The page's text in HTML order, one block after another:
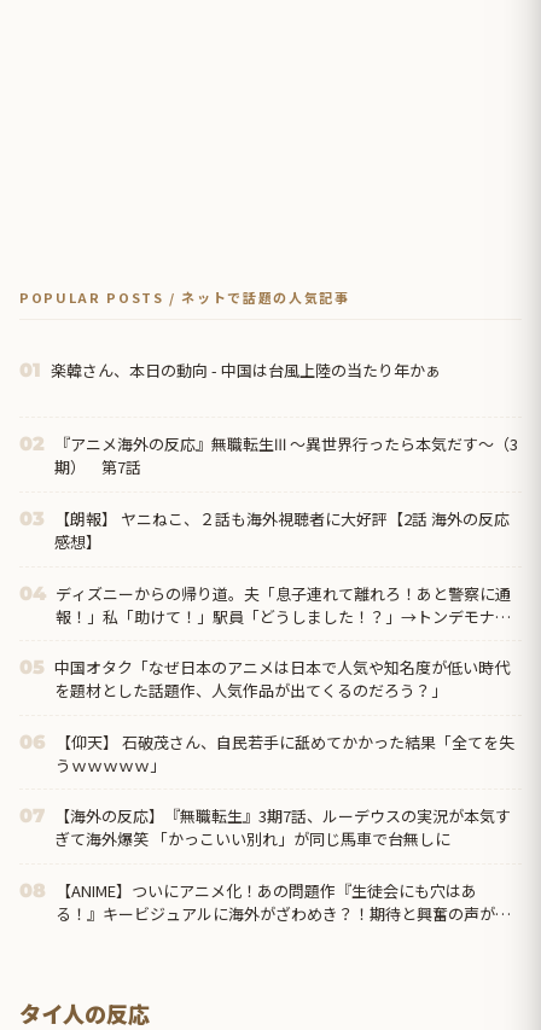
POPULAR POSTS / ネットで話題の人気記事
01 楽韓さん、本日の動向 - 中国は台風上陸の当たり年かぁ
02
『アニメ海外の反応』無職転生Ⅲ ～異世界行ったら本気だす～（3
期） 第7話
03
【朗報】 ヤニねこ、２話も海外視聴者に大好評【2話 海外の反応
感想】
04 ディズニーからの帰り道。夫「息子連れて離れろ！あと警察に通
報！」私「助けて！」駅員「どうしました！？」→トンデモナイ
05 中国オタク「なぜ日本のアニメは日本で人気や知名度が低い時代
を題材とした話題作、人気作品が出てくるのだろう？」
06
【仰天】 石破茂さん、自民若手に舐めてかかった結果「全てを失
うｗｗｗｗｗ」
07
【海外の反応】『無職転生』3期7話、ルーデウスの実況が本気す
ぎて海外爆笑 「かっこいい別れ」が同じ馬車で台無しに
08
【ANIME】ついにアニメ化！あの問題作『生徒会にも穴はあ
る！』キービジュアルに海外がざわめき？！期待と興奮の声が
タイ人の反応